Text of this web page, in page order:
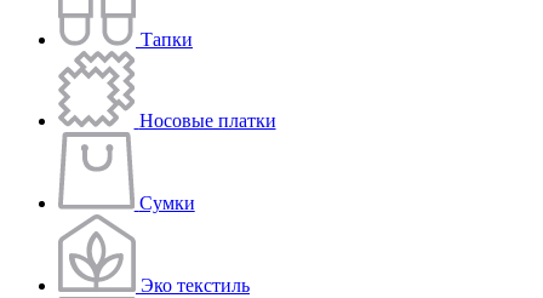
Тапки
Носовые платки
Сумки
Эко текстиль